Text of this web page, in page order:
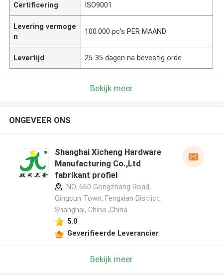
Certificering ISO9001
Levering vermoge
n
100.000 pc's PER MAAND
Levertijd 25-35 dagen na bevestig orde
Bekijk meer
ONGEVEER ONS
Shanghai Xicheng Hardware
Manufacturing Co.,Ltd
fabrikant profiel
NO. 660 Gongzhang Road,
Qingcun Town, Fengxian District,
Shanghai, China ,China
5.0
Geverifieerde Leverancier
Bekijk meer